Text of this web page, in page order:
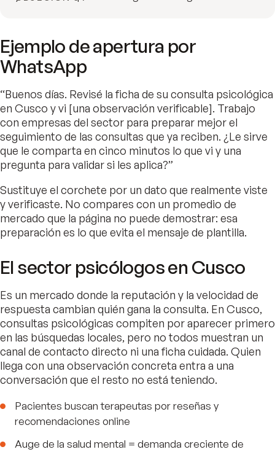
Ejemplo de apertura por
WhatsApp
“Buenos días. Revisé la ficha de su consulta psicológica
en Cusco y vi [una observación verificable]. Trabajo
con empresas del sector para preparar mejor el
seguimiento de las consultas que ya reciben. ¿Le sirve
que le comparta en cinco minutos lo que vi y una
pregunta para validar si les aplica?”
Sustituye el corchete por un dato que realmente viste
y verificaste. No compares con un promedio de
mercado que la página no puede demostrar: esa
preparación es lo que evita el mensaje de plantilla.
El sector psicólogos en Cusco
Es un mercado donde la reputación y la velocidad de
respuesta cambian quién gana la consulta. En Cusco,
consultas psicológicas compiten por aparecer primero
en las búsquedas locales, pero no todos muestran un
canal de contacto directo ni una ficha cuidada. Quien
llega con una observación concreta entra a una
conversación que el resto no está teniendo.
Pacientes buscan terapeutas por reseñas y
recomendaciones online
Auge de la salud mental = demanda creciente de